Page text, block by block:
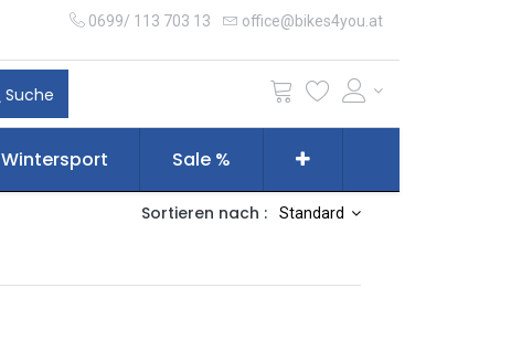
0699/ 113 703 13 office@bikes4you.at
Suche
Wintersport Sale %
Sortieren nach : Standard